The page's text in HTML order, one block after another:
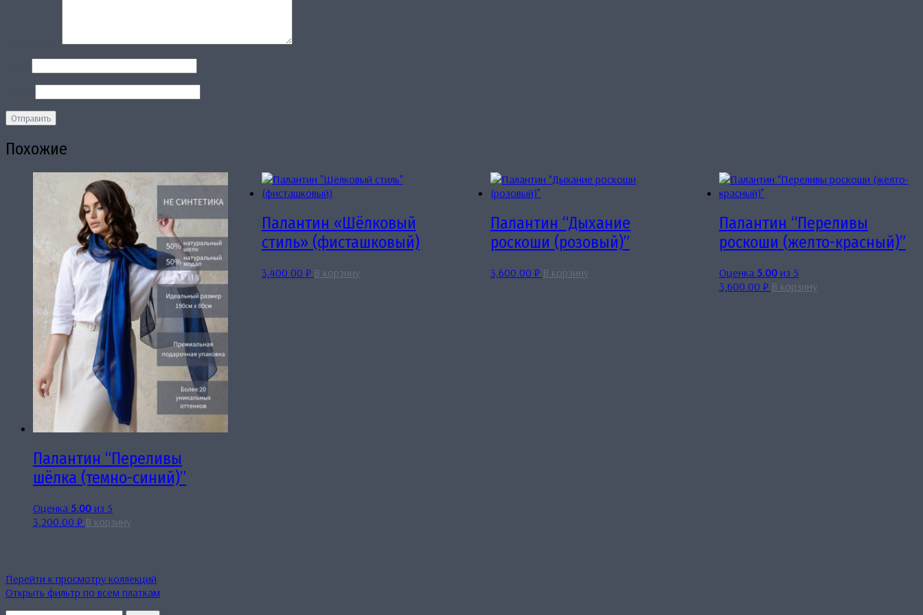
Похожие
Палантин “Переливы
шёлка (темно-синий)”
Оценка 5.00 из 5
3,200.00 ₽ В корзину
Палантин «Шёлковый
стиль» (фисташковый)
3,400.00 ₽ В корзину
Палантин “Дыхание
роскоши (розовый)”
3,600.00 ₽ В корзину
Палантин “Переливы
роскоши (желто-красный)”
Оценка 5.00из 5
3,600.00 ₽ В корзину
Перейти к просмотру коллекций
Открыть фильтр по всем платкам